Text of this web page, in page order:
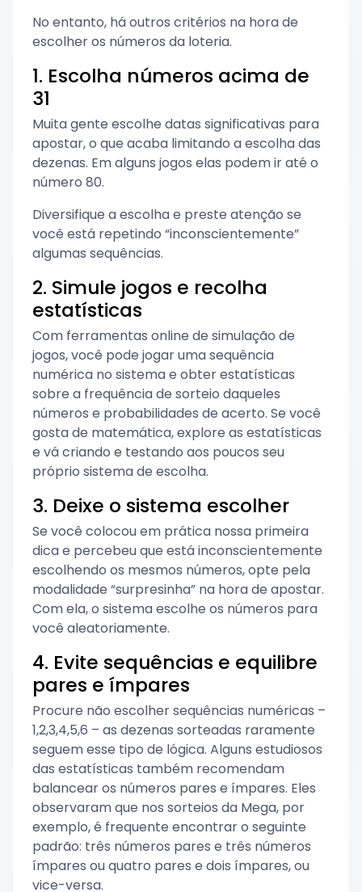
No entanto, há outros critérios na hora de
escolher os números da loteria.
1. Escolha números acima de
31
Muita gente escolhe datas significativas para
apostar, o que acaba limitando a escolha das
dezenas. Em alguns jogos elas podem ir até o
número 80.
Diversifique a escolha e preste atenção se
você está repetindo “inconscientemente”
algumas sequências.
2. Simule jogos e recolha
estatísticas
Com ferramentas online de simulação de
jogos, você pode jogar uma sequência
numérica no sistema e obter estatísticas
sobre a frequência de sorteio daqueles
números e probabilidades de acerto. Se você
gosta de matemática, explore as estatísticas
e vá criando e testando aos poucos seu
próprio sistema de escolha.
3. Deixe o sistema escolher
Se você colocou em prática nossa primeira
dica e percebeu que está inconscientemente
escolhendo os mesmos números, opte pela
modalidade “surpresinha” na hora de apostar.
Com ela, o sistema escolhe os números para
você aleatoriamente.
4. Evite sequências e equilibre
pares e ímpares
Procure não escolher sequências numéricas –
1,2,3,4,5,6 – as dezenas sorteadas raramente
seguem esse tipo de lógica. Alguns estudiosos
das estatísticas também recomendam
balancear os números pares e ímpares. Eles
observaram que nos sorteios da Mega, por
exemplo, é frequente encontrar o seguinte
padrão: três números pares e três números
ímpares ou quatro pares e dois ímpares, ou
vice-versa.